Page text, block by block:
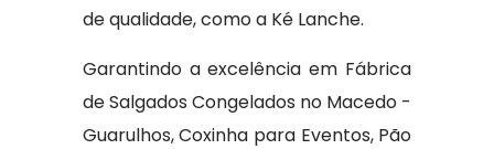
de qualidade, como a Ké Lanche.
Garantindo a excelência em Fábrica
de Salgados Congelados no Macedo -
Guarulhos, Coxinha para Eventos, Pão